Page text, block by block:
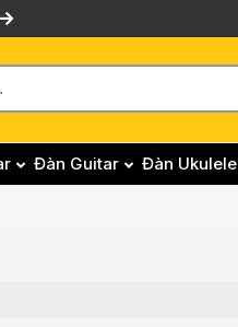
Đàn Guitar Đàn Ukulele